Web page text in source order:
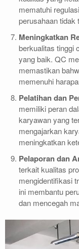
mematuhi
perusahaan tidak
Meningkatkan
berkualitas tinggi
yang baik. QC
memastikan
memenuhi
Pelatihan dan
memiliki peran
karyawan yang
mengajarkan
meningkatkan
Pelaporan dan
terkait kualitas
mengidentifikasi
ini membantu
dan mencegah